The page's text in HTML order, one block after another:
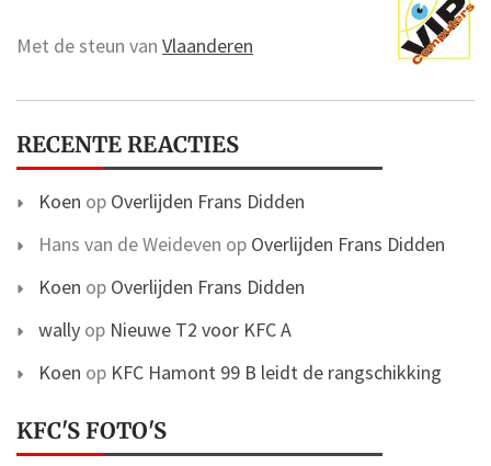
Met de steun van Vlaanderen
RECENTE REACTIES
Koen op Overlijden Frans Didden
Hans van de Weideven op Overlijden Frans Didden
Koen op Overlijden Frans Didden
wally op Nieuwe T2 voor KFC A
Koen op KFC Hamont 99 B leidt de rangschikking
KFC'S FOTO'S